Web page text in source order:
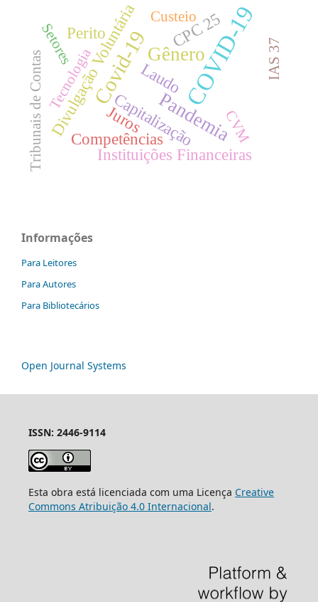
COVID-19
Covid-19Gênero
Pandemia
Capitalização
Divulgação Voluntária
Juros
Laudo
Perito
Competências
CPC 25
Instituições Financeiras
Tribunais de Contas
Custeio
Tecnologia
Setores IAS 37
CVM
Informações
Para Leitores
Para Autores
Para Bibliotecários
Open Journal Systems
ISSN: 2446-9114
Esta obra está licenciada com uma Licença Creative
Commons Atribuição 4.0 Internacional.